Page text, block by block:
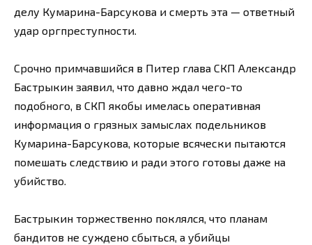
делу Кумарина-Барсукова и смерть эта — ответный
удар оргпреступности.
Срочно примчавшийся в Питер глава СКП Александр
Бастрыкин заявил, что давно ждал чего-то
подобного, в СКП якобы имелась оперативная
информация о грязных замыслах подельников
Кумарина-Барсукова, которые всячески пытаются
помешать следствию и ради этого готовы даже на
убийство.
Бастрыкин торжественно поклялся, что планам
бандитов не суждено сбыться, а убийцы